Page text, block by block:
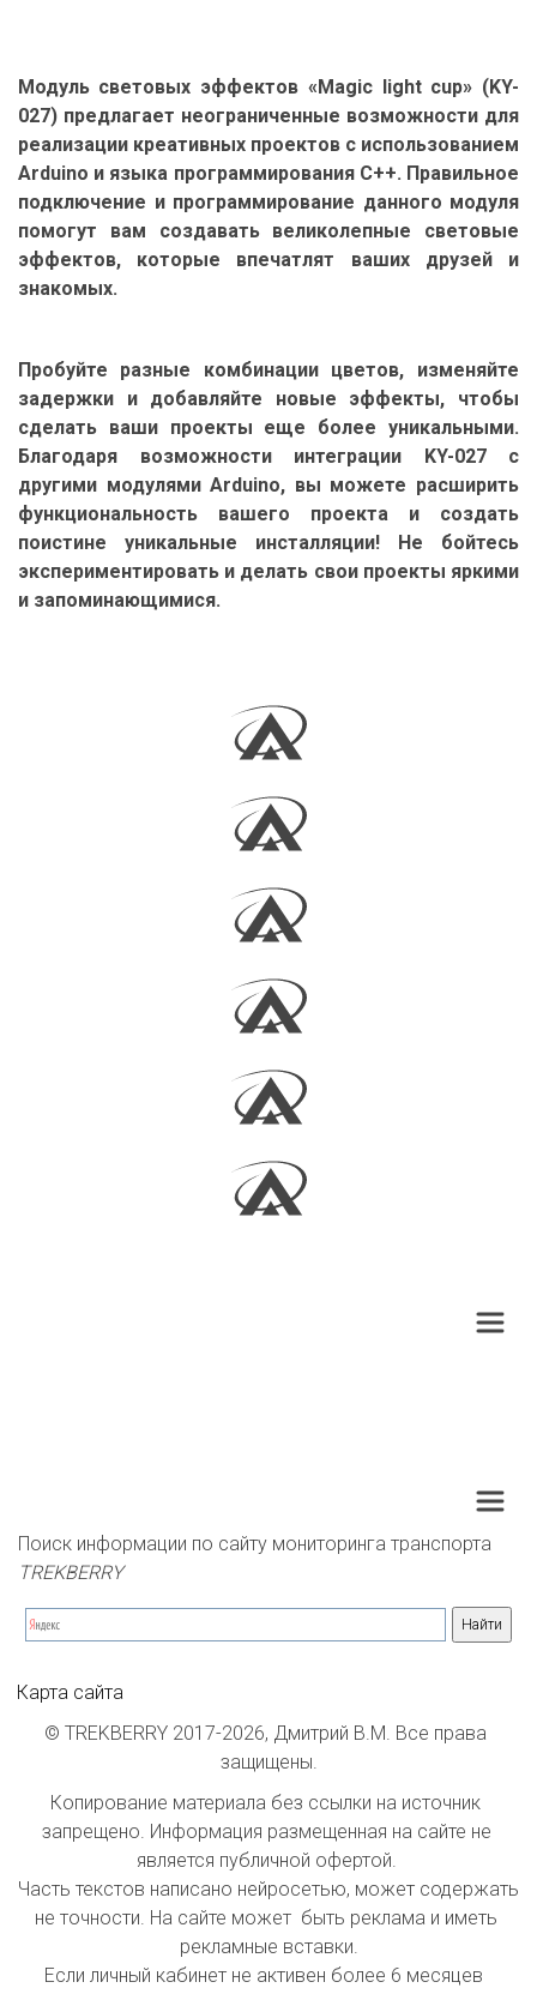
Модуль световых эффектов «Magic light cup» (KY-
027) предлагает неограниченные возможности для
реализации креативных проектов с использованием
Arduino и языка программирования C++. Правильное
подключение и программирование данного модуля
помогут вам создавать великолепные световые
эффектов, которые впечатлят ваших друзей и
знакомых.
Пробуйте разные комбинации цветов, изменяйте
задержки и добавляйте новые эффекты, чтобы
сделать ваши проекты еще более уникальными.
Благодаря возможности интеграции KY-027 с
другими модулями Arduino, вы можете расширить
функциональность вашего проекта и создать
поистине уникальные инсталляции! Не бойтесь
экспериментировать и делать свои проекты яркими
и запоминающимися.
Поиск информации по сайту мониторинга транспорта
TREKBERRY
Карта сайта
© TREKBERRY 2017-2026, Дмитрий В.М. Все права
защищены.
Копирование материала без ссылки на источник
запрещено. Информация размещенная на сайте не
является публичной офертой.
Часть текстов написано нейросетью, может содержать
не точности. На сайте может  быть реклама и иметь
рекламные вставки.
Если личный кабинет не активен более 6 месяцев